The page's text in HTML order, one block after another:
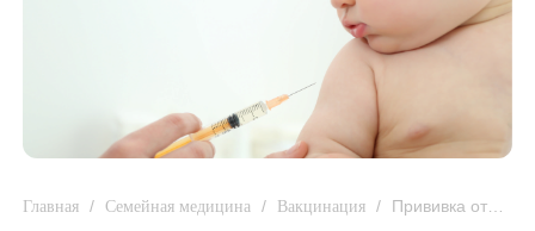
Главная / Семейная медицина / Вакцинация /
Прививка от